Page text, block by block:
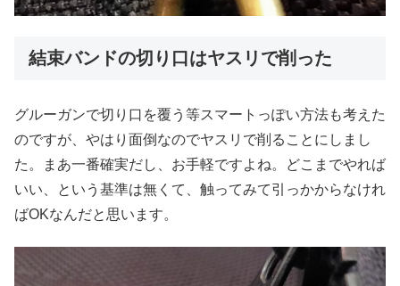
結束バンドの切り口はヤスリで削った
グルーガンで切り口を覆う等スマートっぽい方法も考えた
のですが、やはり面倒なのでヤスリで削ることにしまし
た。まあ一番確実だし、お手軽ですよね。どこまでやれば
いい、という基準は無くて、触ってみて引っかからなけれ
ばOKなんだと思います。